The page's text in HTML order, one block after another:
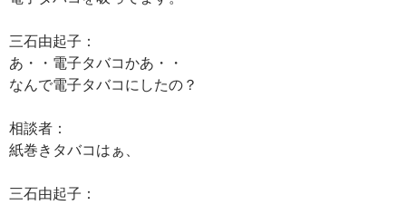
三石由起子：
あ・・電子タバコかあ・・
なんで電子タバコにしたの？
相談者：
紙巻きタバコはぁ、
三石由起子：